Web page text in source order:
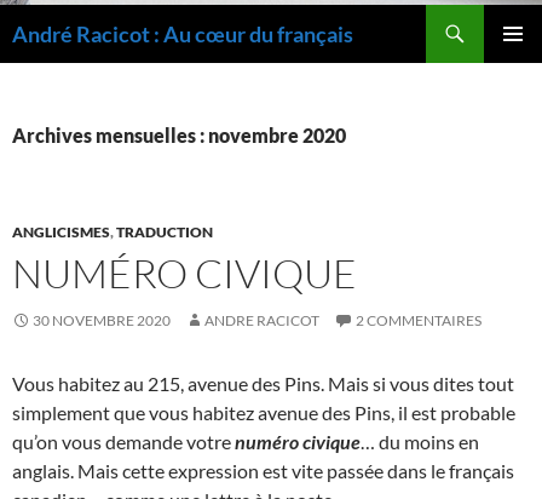
André Racicot : Au cœur du français
Archives mensuelles : novembre 2020
ANGLICISMES,TRADUCTION
NUMÉRO CIVIQUE
30 NOVEMBRE 2020 ANDRE RACICOT 2 COMMENTAIRES
Vous habitez au 215, avenue des Pins. Mais si vous dites tout
simplement que vous habitez avenue des Pins, il est probable
qu’on vous demande votrenuméro civique… du moins en
anglais. Mais cette expression est vite passée dans le français